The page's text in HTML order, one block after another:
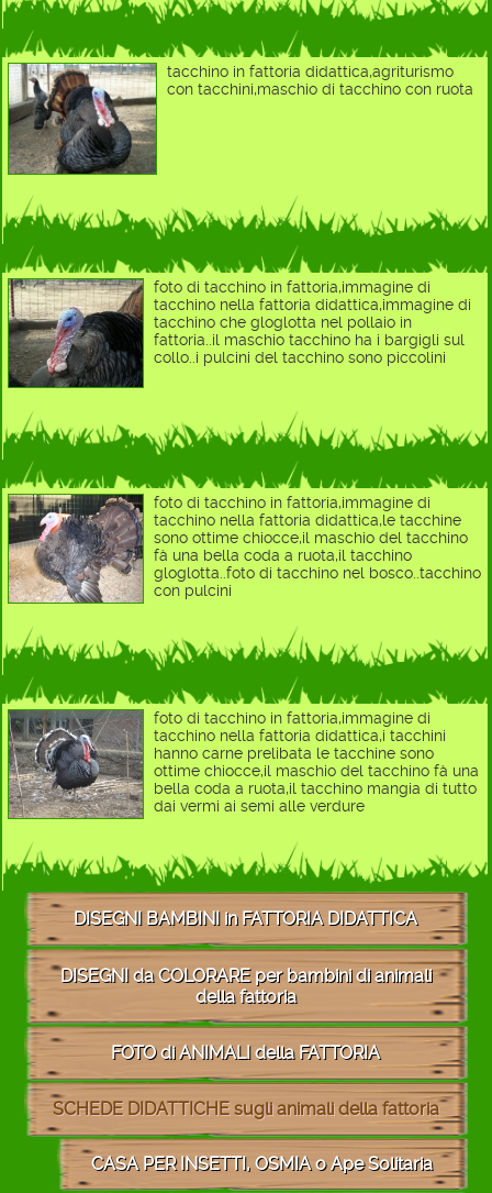
tacchino in fattoria didattica,agriturismo
con tacchini,maschio di tacchino con ruota
foto di tacchino in fattoria,immagine di
tacchino nella fattoria didattica,immagine di
tacchino che gloglotta nel pollaio in
fattoria..il maschio tacchino ha i bargigli sul
collo..i pulcini del tacchino sono piccolini
foto di tacchino in fattoria,immagine di
tacchino nella fattoria didattica,le tacchine
sono ottime chiocce,il maschio del tacchino
fà una bella coda a ruota,il tacchino
gloglotta..foto di tacchino nel bosco..tacchino
con pulcini
foto di tacchino in fattoria,immagine di
tacchino nella fattoria didattica,i tacchini
hanno carne prelibata le tacchine sono
ottime chiocce,il maschio del tacchino fà una
bella coda a ruota,il tacchino mangia di tutto
dai vermi ai semi alle verdure
DISEGNI BAMBINI in FATTORIA DIDATTICA
DISEGNI da COLORARE per bambini di animali
della fattoria
FOTO di ANIMALI della FATTORIA
SCHEDE DIDATTICHE sugli animali della fattoria
CASA PER INSETTI, OSMIA o Ape Solitaria